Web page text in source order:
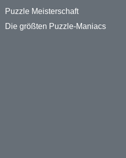
Puzzle Meisterschaft
Die größten Puzzle-Maniacs